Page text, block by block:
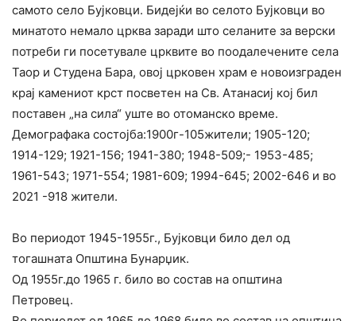
самото село Бујковци. Бидејќи во селото Бујковци во
минатото немало црква заради што селаните за верски
потреби ги посетувале црквите во поодалечените села
Таор и Студена Бара, овој црковен храм е новоизграден
крај камениот крст посветен на Св. Атанасиј кој бил
поставен „на сила“ уште во отоманско време.
Демографака состојба:1900г-105жители; 1905-120;
1914-129; 1921-156; 1941-380; 1948-509;- 1953-485;
1961-543; 1971-554; 1981-609; 1994-645; 2002-646 и во
2021 -918 жители.
Во периодот 1945-1955г., Бујковци било дел од
тогашната Општина Бунарџик.
Од 1955г.до 1965 г. било во состав на општина
Петровец.